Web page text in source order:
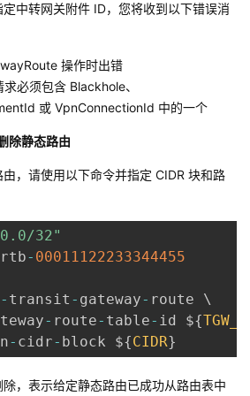
中转网关附件 ID，您将收到以下错误消
操作时出错
必须包含 Blackhole、
或 VpnConnectionId 中的一个
除静态路由
，请使用以下命令并指定 CIDR 块和路
32"
rtb- 00011122233344455
- transit - gateway- route \
- route- table- id ${
- cidr- block ${CIDR}
，表示给定静态路由已成功从路由表中